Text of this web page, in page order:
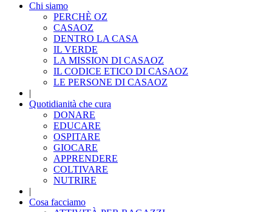
Chi siamo
PERCHÈ OZ
CASAOZ
DENTRO LA CASA
IL VERDE
LA MISSION DI CASAOZ
IL CODICE ETICO DI CASAOZ
LE PERSONE DI CASAOZ
|
Quotidianità che cura
DONARE
EDUCARE
OSPITARE
GIOCARE
APPRENDERE
COLTIVARE
NUTRIRE
|
Cosa facciamo